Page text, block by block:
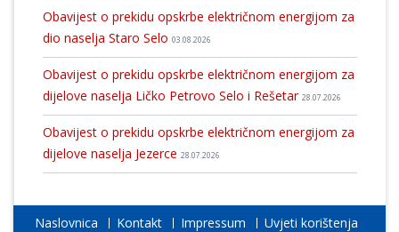
Obavijest o prekidu opskrbe električnom energijom za
dio naselja Staro Selo 03.08.2026
Obavijest o prekidu opskrbe električnom energijom za
dijelove naselja Ličko Petrovo Selo i Rešetar 28.07.2026
Obavijest o prekidu opskrbe električnom energijom za
dijelove naselja Jezerce 28.07.2026
Naslovnica Kontakt Impressum Uvjeti korištenja